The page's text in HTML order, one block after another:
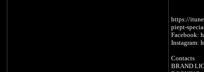
https://
piept-
Facebook:
Instagram:
Contacts
BRAND